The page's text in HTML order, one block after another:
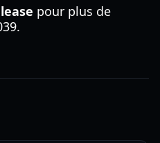
pour plus de